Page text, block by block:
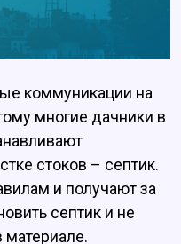
коммуникации на
многие дачники в
стоков – септик.
и получают за
септик и не
материале.